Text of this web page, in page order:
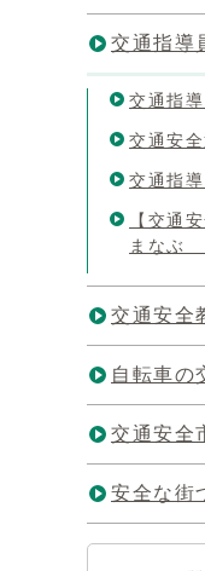
交通指導
交通指
交通安
交通指
【交通
まなぶ
交通安全
自転車の
交通安全
安全な街